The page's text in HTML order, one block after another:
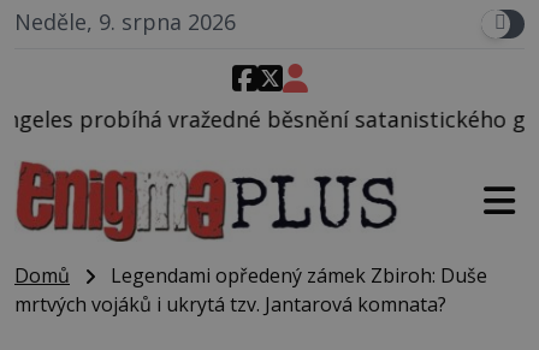
Neděle, 9. srpna 2026
běsnění satanistického gangu vedeného
Domů
Legendami opředený zámek Zbiroh: Duše
mrtvých vojáků i ukrytá tzv. Jantarová komnata?